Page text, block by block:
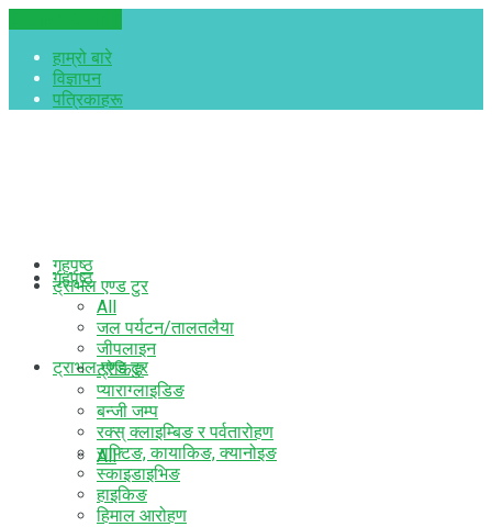
हाम्रो बारे​
विज्ञापन
पत्रिकाहरू
गृहपृष्ठ
ट्राभल एण्ड टुर
All
गृहपृष्ठ
ट्राभल एण्ड टुर
All
जल पर्यटन/तालतलैया
जीपलाइन
ट्रेकिङ
प्याराग्लाइडिङ
बन्जी जम्प
रक्स् क्लाइम्बिङ र पर्वतारोहण
राफ्टिङ, कायाकिङ, क्यानोइङ
स्काइडाइभिङ
हाइकिङ
हिमाल आरोहण